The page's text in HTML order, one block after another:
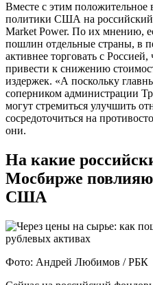
Вместе с этим
политики США на
Market Power. По их мнению,
пошлин отдельные страны, в
активнее торговать с
привести к снижению
издержек. «А поскольку
соперником администрации
могут стремиться улучшить
сосредоточиться на
они.
На какие
Мосбирже
США
Фото: Андрей Любимов / РБК